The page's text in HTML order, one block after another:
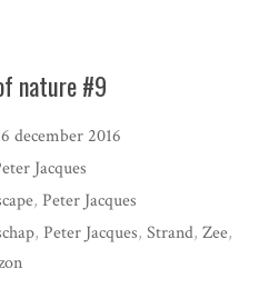
nature #9
6 december 2016
Jacques
, Peter Jacques
, Peter Jacques, Strand, Zee,